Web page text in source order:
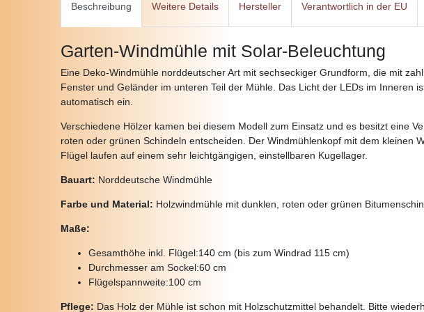
Beschreibung Weitere Details Hersteller Verantwortlich in der EU
Garten-Windmühle mit Solar-Beleuchtung
Eine Deko-Windmühle norddeutscher Art mit sechseckiger Grundform, die mit
Fenster und Geländer im unteren Teil der Mühle. Das Licht der LEDs im
automatisch ein.
Verschiedene Hölzer kamen bei diesem Modell zum Einsatz und es besitzt eine
roten oder grünen Schindeln entscheiden. Der Windmühlenkopf mit dem kleinen
Flügel laufen auf einem sehr leichtgängigen, einstellbaren Kugellager.
Bauart: Norddeutsche Windmühle
Farbe und Material: Holzwindmühle mit dunklen, roten oder grünen
Maße:
Gesamthöhe inkl. Flügel:140 cm (bis zum Windrad 115 cm)
Durchmesser am Sockel:60 cm
Flügelspannweite:100 cm
Pflege: Das Holz der Mühle ist schon mit Holzschutzmittel behandelt. Bitte